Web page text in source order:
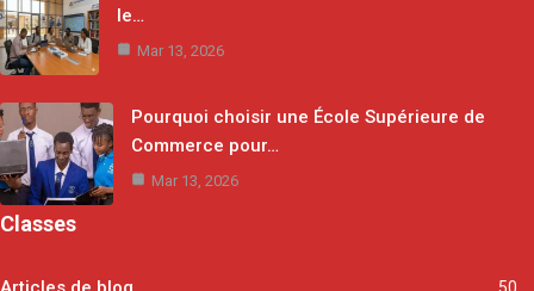
le…
Mar 13, 2026
Pourquoi choisir une École Supérieure de
Commerce pour…
Mar 13, 2026
Classes